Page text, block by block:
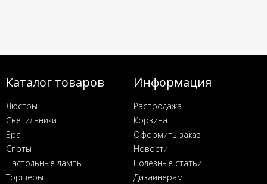
Каталог товаров
Люстры
Светильники
Бра
Споты
Настольные лампы
Торшеры
Информация
Распродажа
Корзина
Оформить заказ
Новости
Полезные статьи
Дизайнерам